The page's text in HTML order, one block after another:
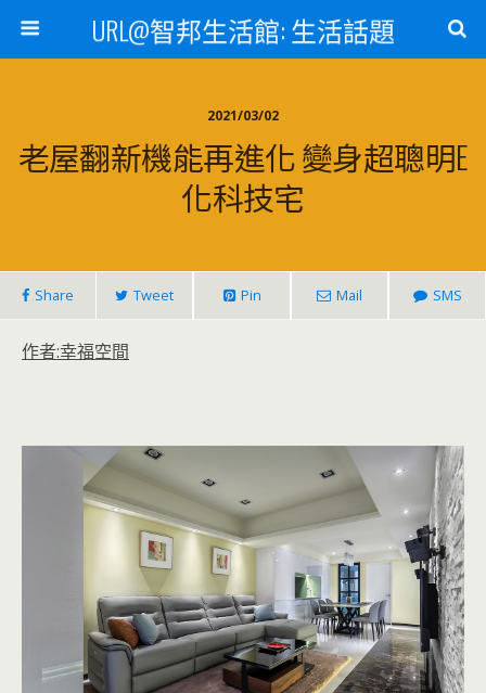
URL@智邦生活館: 生活話題
2021/03/02
老屋翻新機能再進化 變身超聰明E
化科技宅
Share Tweet Pin Mail SMS
作者:幸福空間